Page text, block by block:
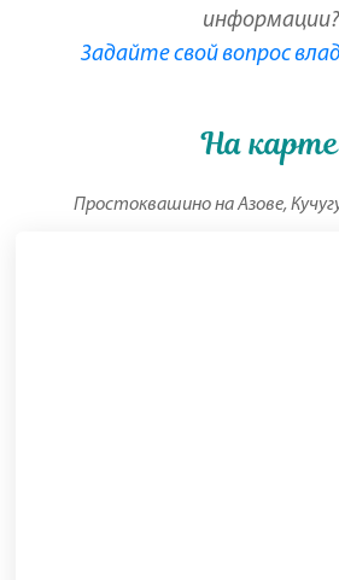
информации?
Задайте свой вопрос
На карте
Простоквашино на Азове,